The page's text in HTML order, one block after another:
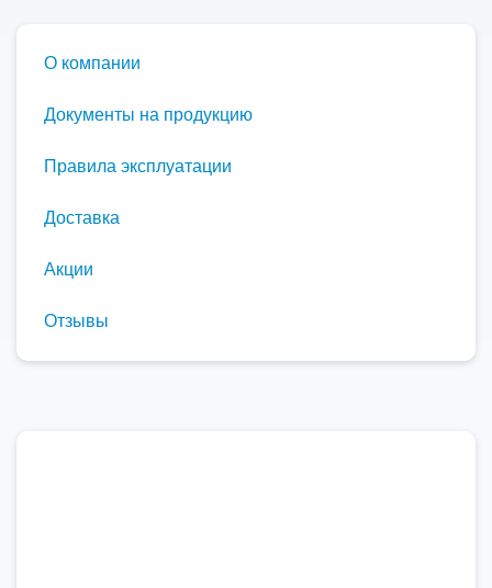
О компании
Документы на продукцию
Правила эксплуатации
Доставка
Акции
Отзывы